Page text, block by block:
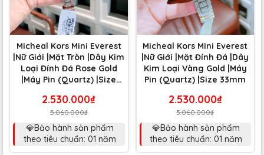
Micheal Kors Mini Everest
|Nữ Giới |Mặt Tròn |Dây Kim
Loại Đính Đá Rose Gold
|Máy Pin (Quartz) |Size
2.530.000₫
5.060.000₫
💎Bảo hành sản phẩm
theo tiêu chuẩn: 01 năm
Micheal Kors Mini Everest
|Nữ Giới |Mặt Đính Đá |Dây
Kim Loại Vàng Gold |Máy
Pin (Quartz) |Size 33mm
2.530.000₫
5.060.000₫
💎Bảo hành sản phẩm
theo tiêu chuẩn: 01 năm